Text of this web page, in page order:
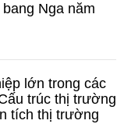
Nga năm
lớn trong các
trúc thị trường
tích thị trường